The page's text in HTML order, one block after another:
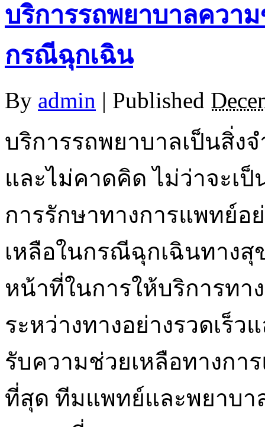
บริการรถพยาบาลควา
กรณีฉุกเฉิน
By admin | Published
บริการรถพยาบาลเป็นสิ่ง
และไม่คาดคิด ไม่ว่าจะเ
การรักษาทางการแพทย์อ
เหลือในกรณีฉุกเฉินทาง
หน้าที่ในการให้บริการท
ระหว่างทางอย่างรวดเร็
รับความช่วยเหลือทางกา
ที่สุด ทีมแพทย์และพยาบ